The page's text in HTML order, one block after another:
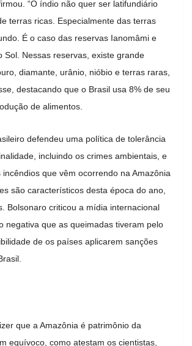
“O índio não quer ser latifundiário
terras ricas. Especialmente das terras
É o caso das reservas Ianomâmi e
Sol. Nessas reservas, existe grande
diamante, urânio, nióbio e terras raras,
destacando que o Brasil usa 8% de seu
de alimentos.
defendeu uma política de tolerância
incluindo os crimes ambientais, e
incêndios que vêm ocorrendo na Amazônia
são característicos desta época do ano,
Bolsonaro criticou a mídia internacional
negativa que as queimadas tiveram pelo
de os países aplicarem sanções
que a Amazônia é patrimônio da
equívoco, como atestam os cientistas,